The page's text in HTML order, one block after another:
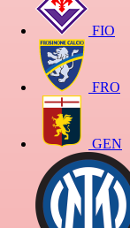
FIO
FRO
GEN